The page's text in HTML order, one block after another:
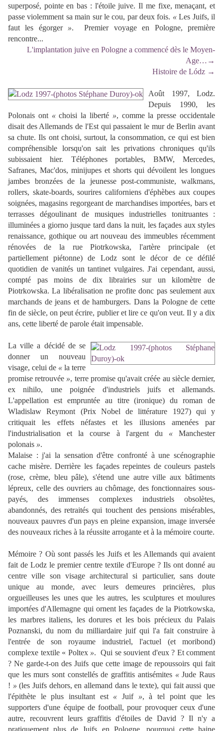
superposé, pointe en bas : l'étoile juive. Il me fixe, menaçant, et
passe violemment sa main sur le cou, par deux fois. «Les Juifs, il
faut les égorger». Premier voyage en Pologne, première
rencontre...
L'implantation juive en Pologne a commencé dès le Moyen-
Age… →
Histoire de Lódz →
Août 1997, Lodz.
Depuis 1990, les
Polonais ont «choisi la liberté », comme la presse occidentale
disait des Allemands de l'Est qui passaient le mur de Berlin avant
sa chute. Ils ont choisi, surtout, la consommation, ce qui est bien
compréhensible lorsqu'on sait les privations chroniques qu'ils
subissaient hier. Téléphones portables, BMW, Mercedes,
Safranes, Mac'dos, minijupes et shorts qui dévoilent les longues
jambes bronzées de la jeunesse post-communiste, walkmans,
rollers, skate-boards, sourires californiens d'éphèbes aux coupes
soignées, magasins regorgeant de marchandises importées, bars et
terrasses dégoulinant de musiques industrielles tonitruantes :
illuminées a giorno jusque tard dans la nuit, les façades aux styles
renaissance, gothique ou art nouveau des immeubles récemment
rénovées de la rue Piotrkowska, l'artère principale (et
partiellement piétonne) de Lodz sont le décor de ce défilé
quotidien de vanités un tantinet vulgaires. J'ai cependant, aussi,
compté pas moins de dix librairies sur un kilomètre de
Piotrkowska. La libéralisation ne profite donc pas seulement aux
marchands de jeans et de hamburgers. Dans la Pologne de cette
fin de siècle, on peut écrire, publier et lire ce qu'on veut. Il y a dix
ans, cette liberté de parole était impensable.
La ville a décidé de se
donner un nouveau
visage, celui de « la terre
promise retrouvée », terre promise qu'avait créée au siècle dernier,
ex nihilo, une poignée d'industriels juifs et allemands.
L'appellation est empruntée au titre (ironique) du roman de
Wladislaw Reymont (Prix Nobel de littérature 1927) qui y
critiquait les effets néfastes et les illusions amenées par
l'industrialisation et la course à l'argent du « Manchester
polonais ».
Malaise : j'ai la sensation d'être confronté à une scénographie
cache misère. Derrière les façades repeintes de couleurs pastels
(rose, crème, bleu pâle), s'étend une autre ville aux bâtiments
lépreux, celle des ouvriers au chômage, des fonctionnaires sous-
payés, des immenses complexes industriels obsolètes,
abandonnés, des retraités qui touchent des pensions misérables,
nouveaux pauvres d'un pays en pleine expansion, image inversée
des nouveaux riches à la réussite arrogante et à la mémoire courte.
Mémoire ? Où sont passés les Juifs et les Allemands qui avaient
fait de Lodz le premier centre textile d'Europe ? Ils ont donné au
centre ville son visage architectural si particulier, sans doute
unique au monde, avec leurs demeures princières, plus
orgueilleuses les unes que les autres, les sculptures et moulures
importées d'Allemagne qui ornent les façades de la Piotrkowska,
les marbres italiens, les dorures et les bois précieux du Palais
Poznanski, du nom du milliardaire juif qui l'a fait construire à
l'entrée de son royaume industriel, l'actuel (et moribond)
complexe textile « Poltex». Qui se souvient d'eux ? Et comment
? Ne garde-t-on des Juifs que cette image de repoussoirs qui fait
que les murs sont constellés de graffitis antisémites «Jude Raus
! » (les Juifs dehors, en allemand dans le texte), qui fait aussi que
l'épithète le plus insultant est «Juif», à tel point que les
supporters d'une équipe de football, pour provoquer ceux d'une
autre, recouvrent leurs graffitis d'étoiles de David ? Il n'y a